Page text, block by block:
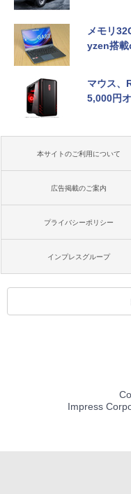
メモリ
yzen搭
マウス、
5,000円
本サイトのご利用について
広告掲載のご案内
プライバシーポリシー
インプレスグループ
Impress